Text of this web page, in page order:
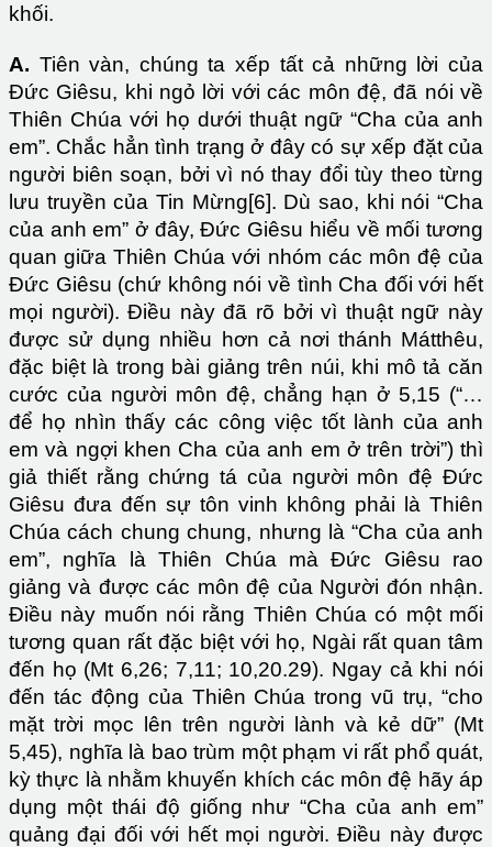
khối.
A. Tiên vàn, chúng ta xếp tất cả những lời của
Đức Giêsu, khi ngỏ lời với các môn đệ, đã nói về
Thiên Chúa với họ dưới thuật ngữ “Cha của anh
em”. Chắc hẳn tình trạng ở đây có sự xếp đặt của
người biên soạn, bởi vì nó thay đổi tùy theo từng
lưu truyền của Tin Mừng[6]. Dù sao, khi nói “Cha
của anh em” ở đây, Đức Giêsu hiểu về mối tương
quan giữa Thiên Chúa với nhóm các môn đệ của
Đức Giêsu (chứ không nói về tình Cha đối với hết
mọi người). Điều này đã rõ bởi vì thuật ngữ này
được sử dụng nhiều hơn cả nơi thánh Mátthêu,
đặc biệt là trong bài giảng trên núi, khi mô tả căn
cước của người môn đệ, chẳng hạn ở 5,15 (“…
để họ nhìn thấy các công việc tốt lành của anh
em và ngợi khen Cha của anh em ở trên trời”) thì
giả thiết rằng chứng tá của người môn đệ Đức
Giêsu đưa đến sự tôn vinh không phải là Thiên
Chúa cách chung chung, nhưng là “Cha của anh
em”, nghĩa là Thiên Chúa mà Đức Giêsu rao
giảng và được các môn đệ của Người đón nhận.
Điều này muốn nói rằng Thiên Chúa có một mối
tương quan rất đặc biệt với họ, Ngài rất quan tâm
đến họ (Mt 6,26; 7,11; 10,20.29). Ngay cả khi nói
đến tác động của Thiên Chúa trong vũ trụ, “cho
mặt trời mọc lên trên người lành và kẻ dữ” (Mt
5,45), nghĩa là bao trùm một phạm vi rất phổ quát,
kỳ thực là nhằm khuyến khích các môn đệ hãy áp
dụng một thái độ giống như “Cha của anh em”
quảng đại đối với hết mọi người. Điều này được